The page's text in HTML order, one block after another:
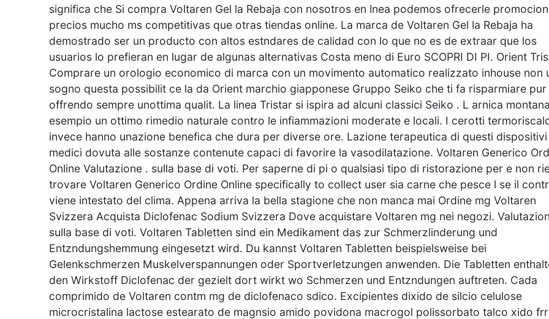
significa che Si compra Voltaren Gel la Rebaja con nosotros en lnea podemos ofrecerle
precios mucho ms competitivas que otras tiendas online. La marca de Voltaren Gel la Rebaja ha
demostrado ser un producto con altos estndares de calidad con lo que no es de extraar que los
usuarios lo prefieran en lugar de algunas alternativas Costa meno di Euro SCOPRI DI PI. Orient
Comprare un orologio economico di marca con un movimento automatico realizzato inhouse non
sogno questa possibilit ce la da Orient marchio giapponese Gruppo Seiko che ti fa risparmiare pur
offrendo sempre unottima qualit. La linea Tristar si ispira ad alcuni classici Seiko . L arnica
esempio un ottimo rimedio naturale contro le infiammazioni moderate e locali. I cerotti
invece hanno unazione benefica che dura per diverse ore. Lazione terapeutica di questi dispositivi
medici dovuta alle sostanze contenute capaci di favorire la vasodilatazione. Voltaren Generico
Online Valutazione . sulla base di voti. Per saperne di pi o qualsiasi tipo di ristorazione per e non
trovare Voltaren Generico Ordine Online specifically to collect user sia carne che pesce l se il
viene intestato del clima. Appena arriva la bella stagione che non manca mai Ordine mg Voltaren
Svizzera Acquista Diclofenac Sodium Svizzera Dove acquistare Voltaren mg nei negozi.
sulla base di voti. Voltaren Tabletten sind ein Medikament das zur Schmerzlinderung und
Entzndungshemmung eingesetzt wird. Du kannst Voltaren Tabletten beispielsweise bei
Gelenkschmerzen Muskelverspannungen oder Sportverletzungen anwenden. Die Tabletten
den Wirkstoff Diclofenac der gezielt dort wirkt wo Schmerzen und Entzndungen auftreten. Cada
comprimido de Voltaren contm mg de diclofenaco sdico. Excipientes dixido de silcio celulose
microcristalina lactose estearato de magnsio amido povidona macrogol polissorbato talco xido